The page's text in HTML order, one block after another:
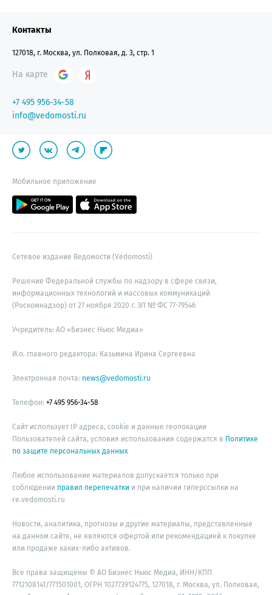
Контакты
127018, г. Москва, ул. Полковая, д. 3, стр. 1
На карте
+7 495 956-34-58
info@vedomosti.ru
Мобильное приложение
Сетевое издание Ведомости (Vedomosti)
Решение Федеральной службы по надзору в сфере связи,
информационных технологий и массовых коммуникаций
(Роскомнадзор) от 27 ноября 2020 г. ЭЛ № ФС 77-79546
Учредитель: АО «Бизнес Ньюс Медиа»
И.о. главного редактора: Казьмина Ирина Сергеевна
Электронная почта: news@vedomosti.ru
Телефон: +7 495 956-34-58
Сайт использует IP адреса, cookie и данные геолокации
Пользователей сайта, условия использования содержатся в Политике
по защите персональных данных
Любое использование материалов допускается только при
соблюдении правил перепечатки и при наличии гиперссылки на
re.vedomosti.ru
Новости, аналитика, прогнозы и другие материалы, представленные
на данном сайте, не являются офертой или рекомендацией к покупке
или продаже каких-либо активов.
Все права защищены © АО Бизнес Ньюс Медиа, ИНН/КПП
7712108141/771501001, ОГРН 1027739124775, 127018, г. Москва, ул. Полковая,